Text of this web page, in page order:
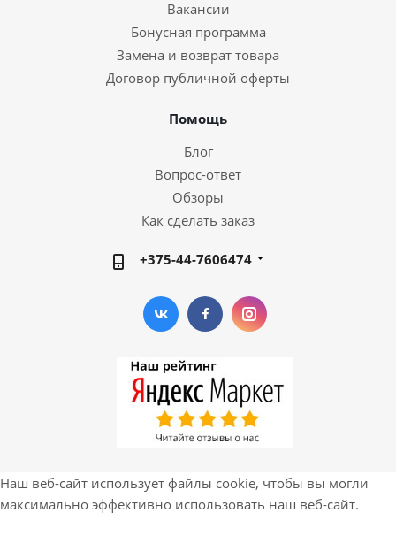
Вакансии
Бонусная программа
Замена и возврат товара
Договор публичной оферты
Помощь
Блог
Вопрос-ответ
Обзоры
Как сделать заказ
+375-44-7606474
Наш веб-сайт использует файлы cookie, чтобы вы могли
максимально эффективно использовать наш веб-сайт.